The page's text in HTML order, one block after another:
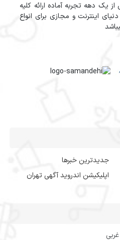
یک دهه تجربه آماده ارائه کلیه
اینترنت و مجازی برای انواع
جدیدترین خبرها
اپلیکیشن اندروید آگهی تهران